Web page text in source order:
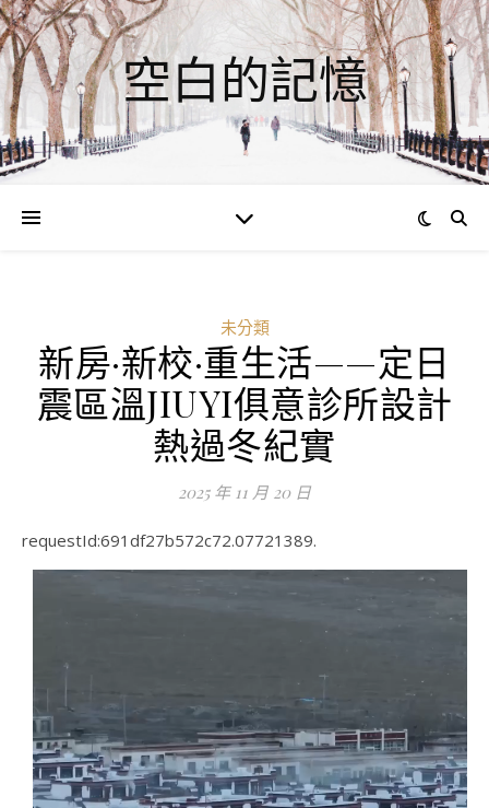
空白的記憶
未分類
新房·新校·重生活——定日
震區溫JIUYI俱意診所設計
熱過冬紀實
2025 年 11 月 20 日
requestId:691df27b572c72.07721389.